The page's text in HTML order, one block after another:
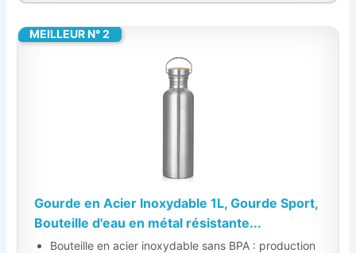
MEILLEUR N° 2
Gourde en Acier Inoxydable 1L, Gourde Sport,
Bouteille d'eau en métal résistante...
Bouteille en acier inoxydable sans BPA : production